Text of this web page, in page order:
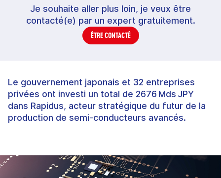
Je souhaite aller plus loin, je veux être
contacté(e) par un expert gratuitement.
ÊTRE CONTACTÉ
Le gouvernement japonais et 32 entreprises
privées ont investi un total de 2676 Mds JPY
dans Rapidus, acteur stratégique du futur de la
production de semi‑conducteurs avancés.